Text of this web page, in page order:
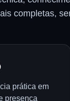
completas,
prática em
presença